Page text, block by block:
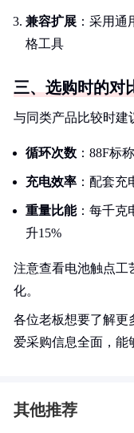
兼容扩展 ：采用
格工具
三、选购时的对
与同类产品比较时建
循环次数 ：88F标
充电效率 ：配套
重量比能：每千克
升15%
注意查看电池触点工
化。
各位老板想要了解更
爱采购信息全面，能
其他推荐